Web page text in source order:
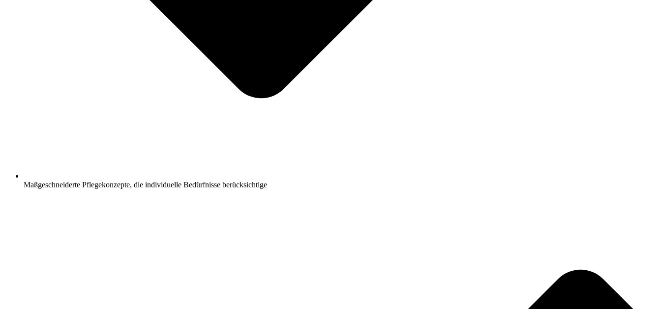
Maßgeschneiderte Pflegekonzepte, die individuelle Bedürfnisse berücksichtige